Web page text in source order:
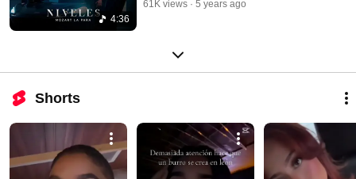
4:36
61K views
5 years ago
Shorts